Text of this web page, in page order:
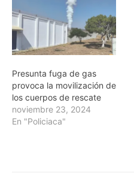
Presunta fuga de gas
provoca la movilización de
los cuerpos de rescate
noviembre 23, 2024
En "Policiaca"